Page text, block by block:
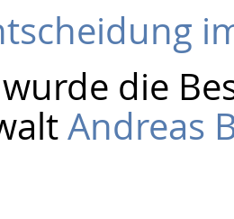
die
Andreas